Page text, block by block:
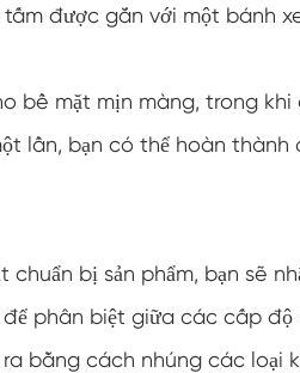
tấm được gắn với một bánh
bề mặt mịn màng, trong
lần, bạn có thể hoàn thành
bị sản phẩm, bạn sẽ
phân biệt giữa các cấp
bằng cách nhúng các loại